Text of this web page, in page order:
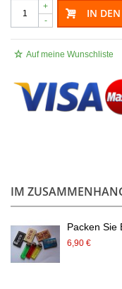
-
+ IN
Auf meine Wunschliste
IM
Packen Sie
6,90 €